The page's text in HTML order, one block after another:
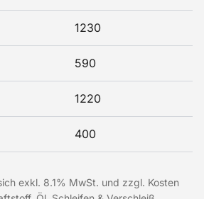
1230
590
1220
400
exkl. 8.1% MwSt. und zzgl. Kosten